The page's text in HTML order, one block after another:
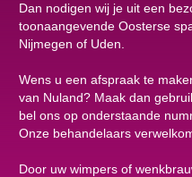
Dan nodigen wij je uit een
toonaangevende Oosterse
Nijmegen of Uden.
Wens u een afspraak te
van Nuland? Maak dan
bel ons op onderstaande
Onze behandelaars
Door uw wimpers of